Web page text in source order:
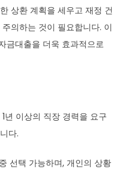
상환 계획을 세우고 재정 건
의하는 것이 필요합니다. 이
금대출을 더욱 효과적으로
년 이상의 직장 경력을 요구
다.
선택 가능하며, 개인의 상황